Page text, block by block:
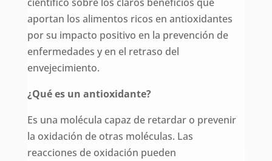
aportan los alimentos ricos en antioxidantes
por su impacto positivo en la prevención de
enfermedades y en el retraso del
envejecimiento.
¿Qué es un antioxidante?
Es una molécula capaz de retardar o prevenir
la oxidación de otras moléculas. Las
reacciones de oxidación pueden